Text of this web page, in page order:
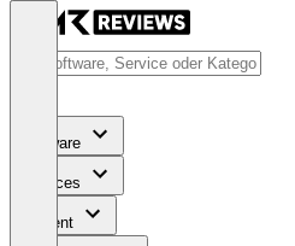
Software
Services
Content